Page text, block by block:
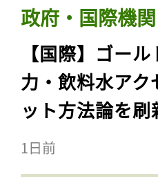
政府・国際機
【国際】ゴー
力・飲料水ア
ット方法論を刷
1日前